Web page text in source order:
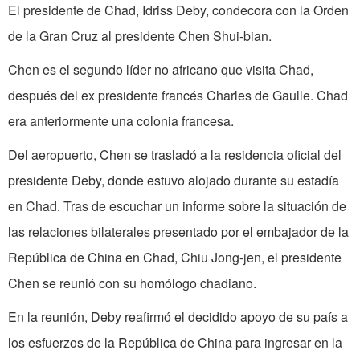
El presidente de Chad, Idriss Deby, condecora con la Orden
de la Gran Cruz al presidente Chen Shui-bian.
Chen es el segundo líder no africano que visita Chad,
después del ex presidente francés Charles de Gaulle. Chad
era anteriormente una colonia francesa.
Del aeropuerto, Chen se trasladó a la residencia oficial del
presidente Deby, donde estuvo alojado durante su estadía
en Chad. Tras de escuchar un informe sobre la situación de
las relaciones bilaterales presentado por el embajador de la
República de China en Chad, Chiu Jong-jen, el presidente
Chen se reunió con su homólogo chadiano.
En la reunión, Deby reafirmó el decidido apoyo de su país a
los esfuerzos de la República de China para ingresar en la